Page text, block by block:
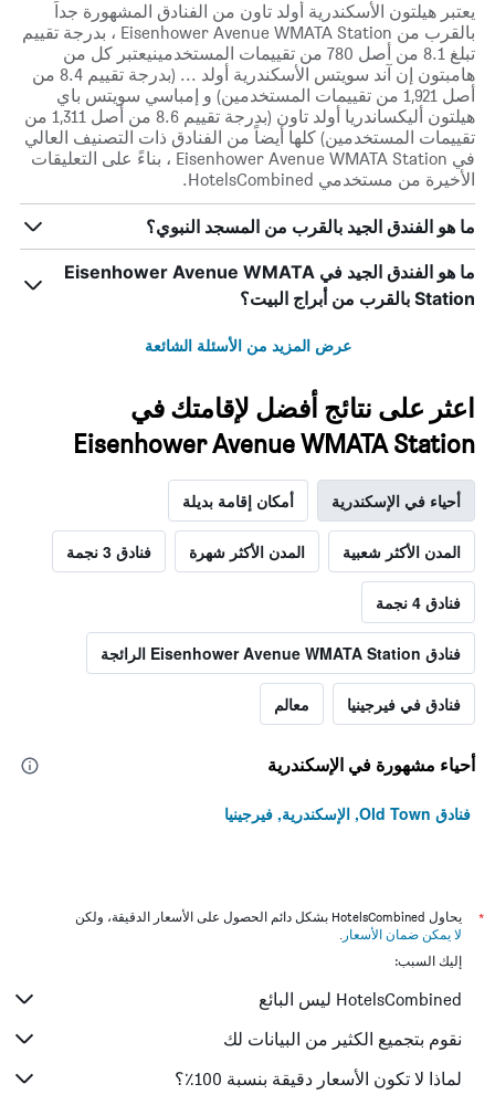
يعتبر هيلتون الأسكندرية أولد تاون من الفنادق المشهورة جداً
بالقرب من Eisenhower Avenue WMATA Station ، بدرجة تقييم
تبلغ 8.1 من أصل 780 من تقييمات المستخدمينيعتبر كل من
هامبتون إن آند سويتس الأسكندرية أولد ... (بدرجة تقييم 8.4 من
أصل 1,921 من تقييمات المستخدمين) و إمباسي سويتس باي
هيلتون أليكساندريا أولد تاون (بدرجة تقييم 8.6 من أصل 1,311 من
تقييمات المستخدمين) كلها أيضاً من الفنادق ذات التصنيف العالي
في Eisenhower Avenue WMATA Station ، بناءً على التعليقات
الأخيرة من مستخدمي HotelsCombined.
ما هو الفندق الجيد بالقرب من المسجد النبوي؟
ما هو الفندق الجيد في Eisenhower Avenue WMATA
Station بالقرب من أبراج البيت؟
عرض المزيد من الأسئلة الشائعة
اعثر على نتائج أفضل لإقامتك في
Eisenhower Avenue WMATA Station
أحياء في الإسكندرية أمكان إقامة بديلة
المدن الأكثر شعبية المدن الأكثر شهرة فنادق 3 نجمة
فنادق 4 نجمة
فنادق Eisenhower Avenue WMATA Station الرائجة
فنادق في فيرجينيا معالم
أحياء مشهورة في الإسكندرية
فنادق Old Town, الإسكندرية, فيرجينيا
*
يحاول HotelsCombined بشكل دائم الحصول على الأسعار الدقيقة، ولكن
لا يمكن ضمان الأسعار .
إليك السبب:
HotelsCombined ليس البائع
نقوم بتجميع الكثير من البيانات لك
لماذا لا تكون الأسعار دقيقة بنسبة 100٪؟